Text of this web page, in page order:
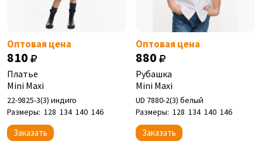
Оптовая цена
810
Платье
Mini Maxi
22-9825-3(3) индиго
Размеры: 128 134 140 146
Заказать
Оптовая цена
880
Рубашка
Mini Maxi
UD 7880-2(3) белый
Размеры: 128 134 140 146
Заказать